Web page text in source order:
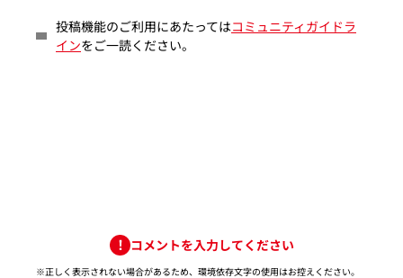
投稿機能のご利用にあたってはコミュニティガイドラ
インをご一読ください。
コメントを入力してください
※正しく表示されない場合があるため、環境依存文字の使用はお控えください。​